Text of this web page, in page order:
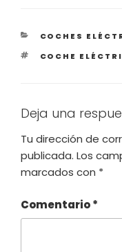
CATEGORÍAS
COCHES
ETIQUETAS
COCHE
Deja una
Tu dirección de
publicada. Los
marcados con *
Comentario*